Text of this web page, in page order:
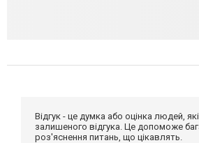
Відгук - це думка або оцінка людей,
залишеного відгука. Це допоможе
роз'яснення питань, що цікавлять.